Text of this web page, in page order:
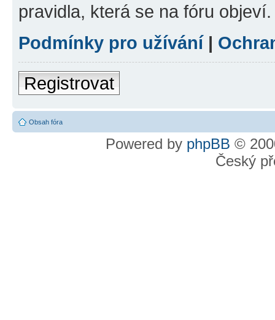
pravidla, která se na fóru objeví.
Podmínky pro užívání|
Registrovat
Obsah fóra
Powered by phpBB ©
Český